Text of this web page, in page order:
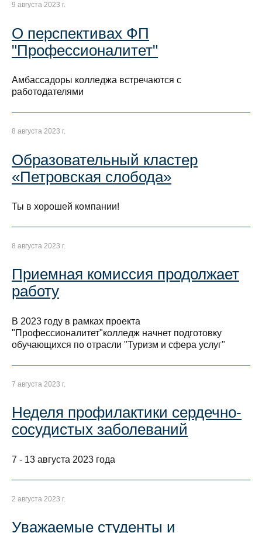
9 августа 2023 г.
О перспективах ФП
"Профессионалитет"
Амбассадоры колледжа встречаются с
работодателями
8 августа 2023 г.
Образовательный кластер
«Петровская слобода»
Ты в хорошей компании!
8 августа 2023 г.
Приемная комиссия продолжает
работу
В 2023 году в рамках проекта
"Профессионалитет"колледж начнет подготовку
обучающихся по отрасли "Туризм и сфера услуг"
7 августа 2023 г.
Неделя профилактики сердечно-
сосудистых заболеваний
7 - 13 августа 2023 года
2 августа 2023 г.
Уважаемые студенты и